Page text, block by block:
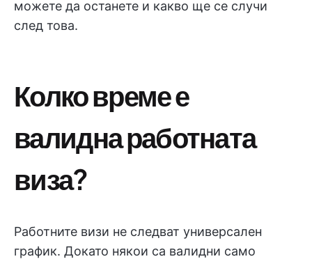
можете да останете и какво ще се случи
след това.
Колко време е
валидна работната
виза?
Работните визи не следват универсален
график. Докато някои са валидни само